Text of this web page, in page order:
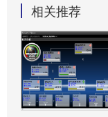
相关推荐